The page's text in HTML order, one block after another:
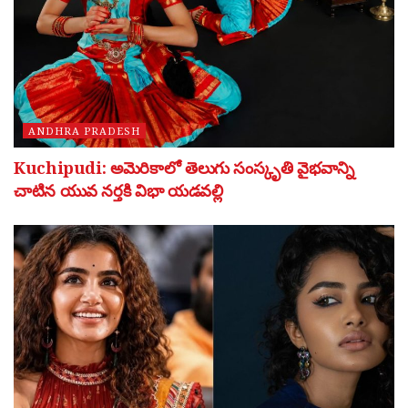
ANDHRA PRADESH
Kuchipudi: అమెరికాలో తెలుగు సంస్కృతి వైభవాన్ని
చాటిన యువ నర్తకి విభా యడవల్లి